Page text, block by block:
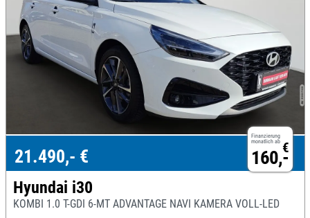
Finanzierung
monatlich ab €
160,-
21.490,- €
Hyundai i30
KOMBI 1.0 T-GDI 6-MT ADVANTAGE NAVI KAMERA VOLL-LED